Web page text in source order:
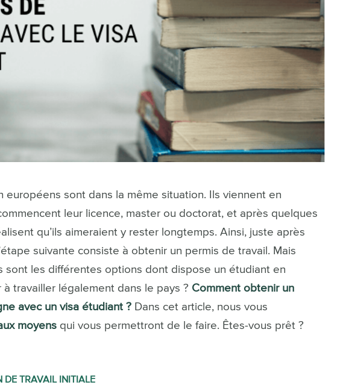
européens sont dans la même situation. Ils viennent en
leur licence, master ou doctorat, et après quelques
qu’ils aimeraient y rester longtemps. Ainsi, juste après
suivante consiste à obtenir un permis de travail. Mais
sont les différentes options dont dispose un étudiant en
à travailler légalement dans le pays ? Comment obtenir un
avec un visa étudiant ? Dans cet article, nous vous
moyens qui vous permettront de le faire. Êtes-vous prêt ?
DE TRAVAIL INITIALE